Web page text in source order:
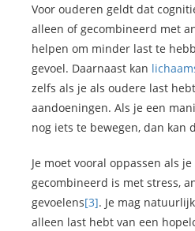
Voor ouderen geldt dat
alleen of gecombineerd met
helpen om minder last te
gevoel. Daarnaast kan
zelfs als je als oudere last
aandoeningen. Als je een
nog iets te bewegen, dan kan
Je moet vooral oppassen als
gecombineerd is met stress,
gevoelens[3]. Je mag
alleen last hebt van een